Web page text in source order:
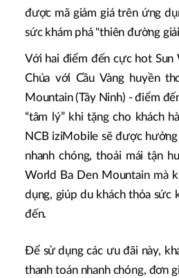
được mã giảm giá trên ứng
sức khám phá "thiên đường
Với hai điểm đến cực hot
Chúa với Cầu Vàng huyền
Mountain (Tây Ninh) - điểm
“tâm lý” khi tặng cho khách
NCB iziMobile sẽ được
nhanh chóng, thoải mái tận
World Ba Den Mountain mà
dụng, giúp du khách thỏa sức
đến.
Để sử dụng các ưu đãi này,
thanh toán nhanh chóng, đơn